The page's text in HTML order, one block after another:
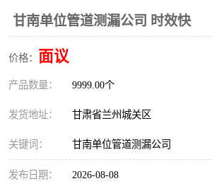
甘南单位管道测漏公司 时效快
价格： 面议
产品数量： 9999.00个
发货地址： 甘肃省兰州城关区
关键词： 甘南单位管道测漏公司
发布日期： 2026-08-08